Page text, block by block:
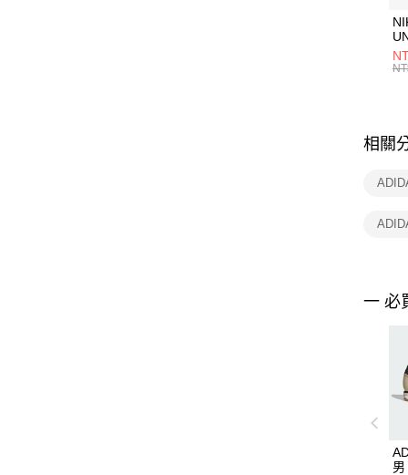
統
相關
一 必